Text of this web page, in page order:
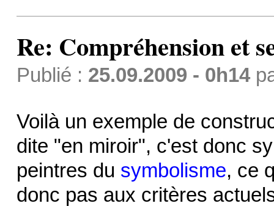
Re: Compréhension et
Publié : 25.09.2009 - 0h14
Voilà un exemple de
dite "en miroir", c'est donc
peintres du symbolisme, ce
donc pas aux critères